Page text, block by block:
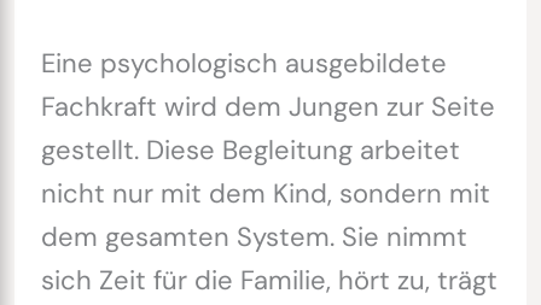
Eine psychologisch ausgebildete
Fachkraft wird dem Jungen zur Seite
gestellt. Diese Begleitung arbeitet
nicht nur mit dem Kind, sondern mit
dem gesamten System. Sie nimmt
sich Zeit für die Familie, hört zu, trägt